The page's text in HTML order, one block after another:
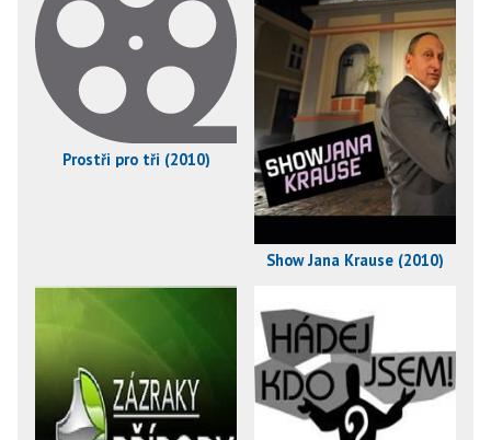
Prostři pro tři (2010)
Show Jana Krause (2010)